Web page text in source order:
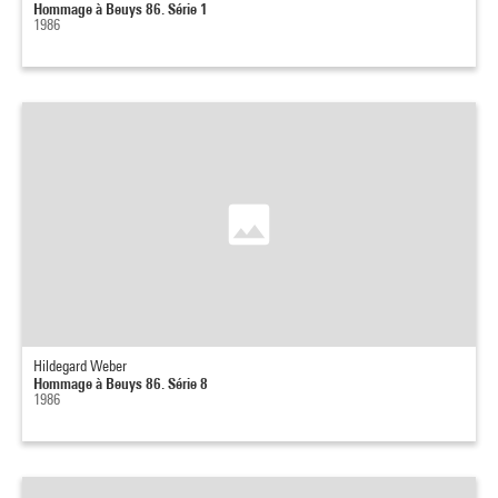
Hommage à Beuys 86. Série 1
1986
Hildegard Weber
Hommage à Beuys 86. Série 8
1986